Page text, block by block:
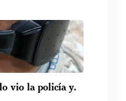
vio la policía y.